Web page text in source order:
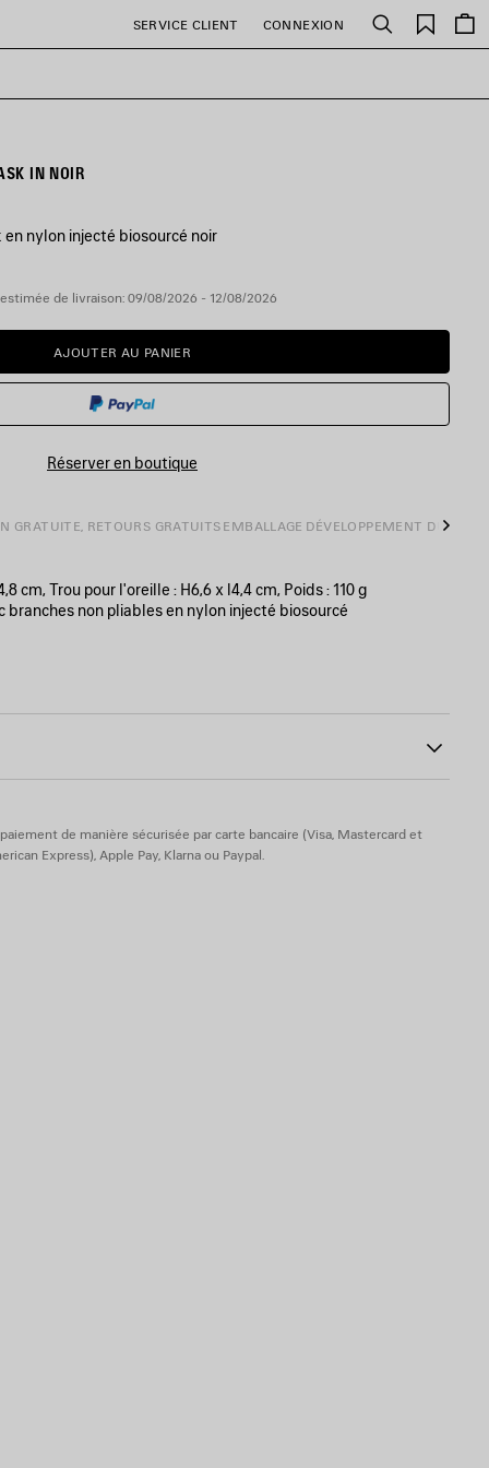
SERVICE CLIENT CONNEXION Rechercher
LUNETTES DE SOLEIL 24/7 MASK IN NOIR
nylon injecté biosourcé noir
de livraison: 09/08/2026 - 12/08/2026
AJOUTER
AU
AJOUTER AU PANIER
VEUILLEZ
SÉLECTIONNER
TAILLE
Réserver en boutique
GRATUITE, RETOURS GRATUITS EMBALLAGE DÉVELOPPEMENT DURABLE
cm, Trou pour l'oreille : H6,6 x l4,4 cm, Poids : 110 g
branches non pliables en nylon injecté biosourcé
gauche de la monture
rayons UVA/UVB
de manière sécurisée par carte bancaire (Visa, Mastercard et
Express), Apple Pay, Klarna ou Paypal.